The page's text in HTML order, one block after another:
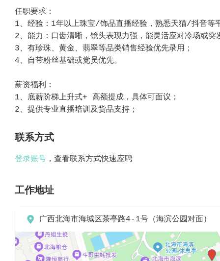
任职要求：
1、经验：1年以上珠宝/饰品直播经验，熟悉天猫/抖音等
2、能力：口齿清晰，镜头表现力强，能灵活应对冷场或突
3、有珍珠、黄金、翡翠等品类销售经验优先录用；
4、自带粉丝基础或党员优先。
薪资福利：
1、底薪阶梯上升式+ 高额提成，具体可面议；
2、提供专业直播培训及货品支持；
联系方式
登录账号 ，查看联系方式快速应聘
工作地址
 广西北海市海城区茶亭路4-1号（海滨公园对面）